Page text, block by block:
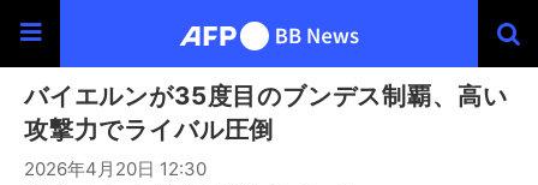
バイエルンが35度目のブンデス制覇、高い
攻撃力でライバル圧倒
2026年4月20日 12:30